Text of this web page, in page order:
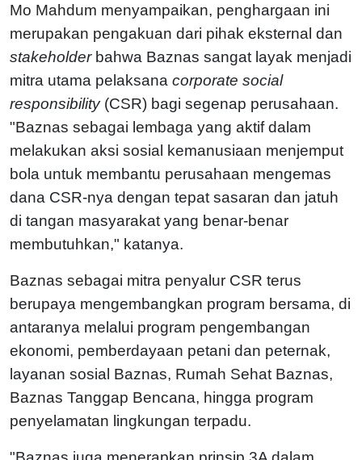
Mo Mahdum menyampaikan, penghargaan ini
merupakan pengakuan dari pihak eksternal dan
stakeholderbahwa Baznas sangat layak menjadi
mitra utama pelaksana corporate social
responsibility(CSR) bagi segenap perusahaan.
"Baznas sebagai lembaga yang aktif dalam
melakukan aksi sosial kemanusiaan menjemput
bola untuk membantu perusahaan mengemas
dana CSR-nya dengan tepat sasaran dan jatuh
di tangan masyarakat yang benar-benar
membutuhkan," katanya.
Baznas sebagai mitra penyalur CSR terus
berupaya mengembangkan program bersama, di
antaranya melalui program pengembangan
ekonomi, pemberdayaan petani dan peternak,
layanan sosial Baznas, Rumah Sehat Baznas,
Baznas Tanggap Bencana, hingga program
penyelamatan lingkungan terpadu.